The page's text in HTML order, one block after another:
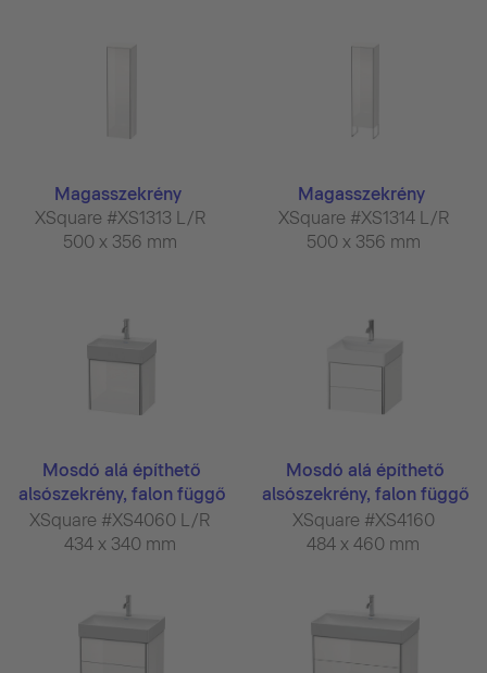
Magasszekrény
XSquare #XS1313 L/R
500 x 356 mm
Magasszekrény
XSquare #XS1314 L/R
500 x 356 mm
Mosdó alá építhető
alsószekrény, falon függő
...
XSquare #XS4060 L/R
434 x 340 mm
Mosdó alá építhető
alsószekrény, falon függő
...
XSquare #XS4160
484 x 460 mm